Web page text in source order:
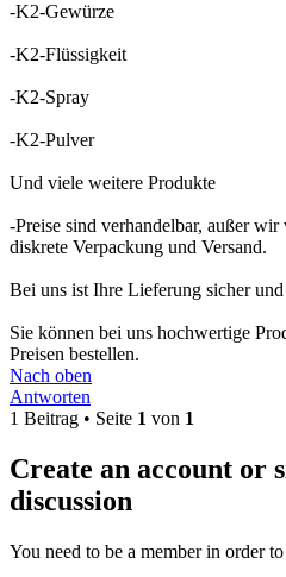
-K2-Gewürze
-K2-Flüssigkeit
-K2-Spray
-K2-Pulver
Und viele weitere Produkte
-Preise sind verhandelbar, außer
diskrete Verpackung und Versand.
Bei uns ist Ihre Lieferung sicher
Sie können bei uns hochwertige
Preisen bestellen.
Nach oben
Antworten
1 Beitrag • Seite 1 von 1
Create an account or
discussion
You need to be a member in order